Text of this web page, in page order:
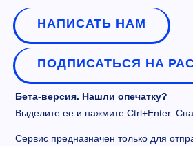
НАПИСАТЬ НАМ
ПОДПИСАТЬСЯ НА
Бета-версия. Нашли опечатку?
Выделите ее и нажмите Ctrl+Enter.
Сервис предназначен только для